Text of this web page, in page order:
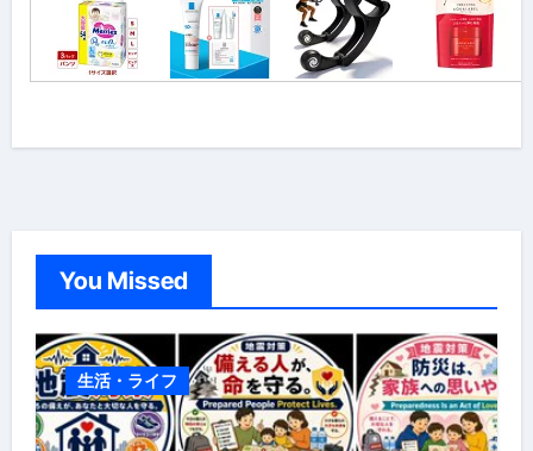
You Missed
生活・ライフ